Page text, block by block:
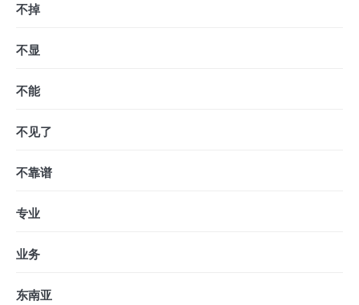
不掉
不显
不能
不见了
不靠谱
专业
业务
东南亚